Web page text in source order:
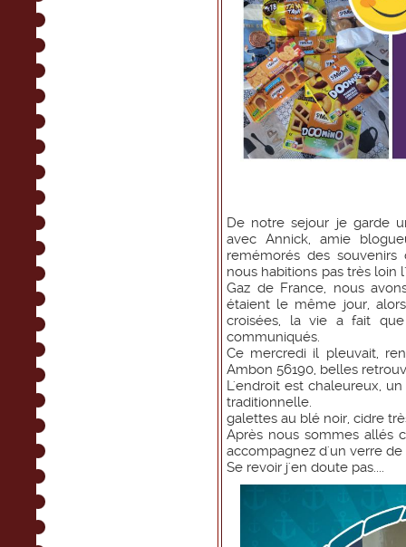
De notre sejour je garde
avec Annick, amie
remémorés des souvenirs
nous habitions pas très
Gaz de France, nous
étaient le même jour,
croisées, la vie a fait
communiqués.
Ce mercredi il pleuvait,
Ambon 56190, belles
L'endroit est chaleureux,
traditionnelle.
galettes au blé noir, cidre
Après nous sommes allés
accompagnez d'un verre
Se revoir j'en doute pas....